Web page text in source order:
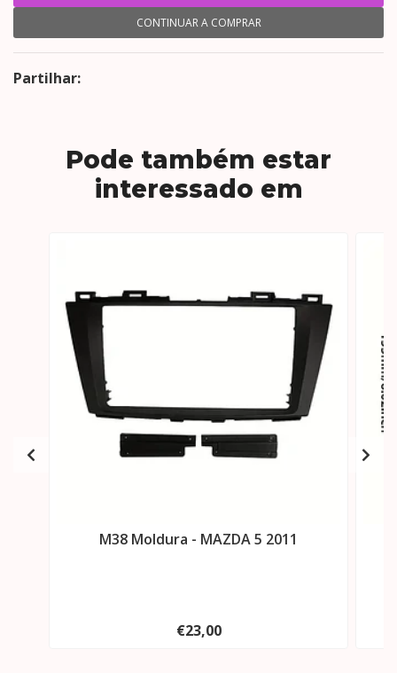
CONTINUAR A COMPRAR
Partilhar:
Pode também estar
interessado em
M38 Moldura - MAZDA 5 2011
€23,00